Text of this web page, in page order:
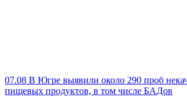
07.08 В Югре выявили около 290 проб
пищевых продуктов, в том числе БАДов